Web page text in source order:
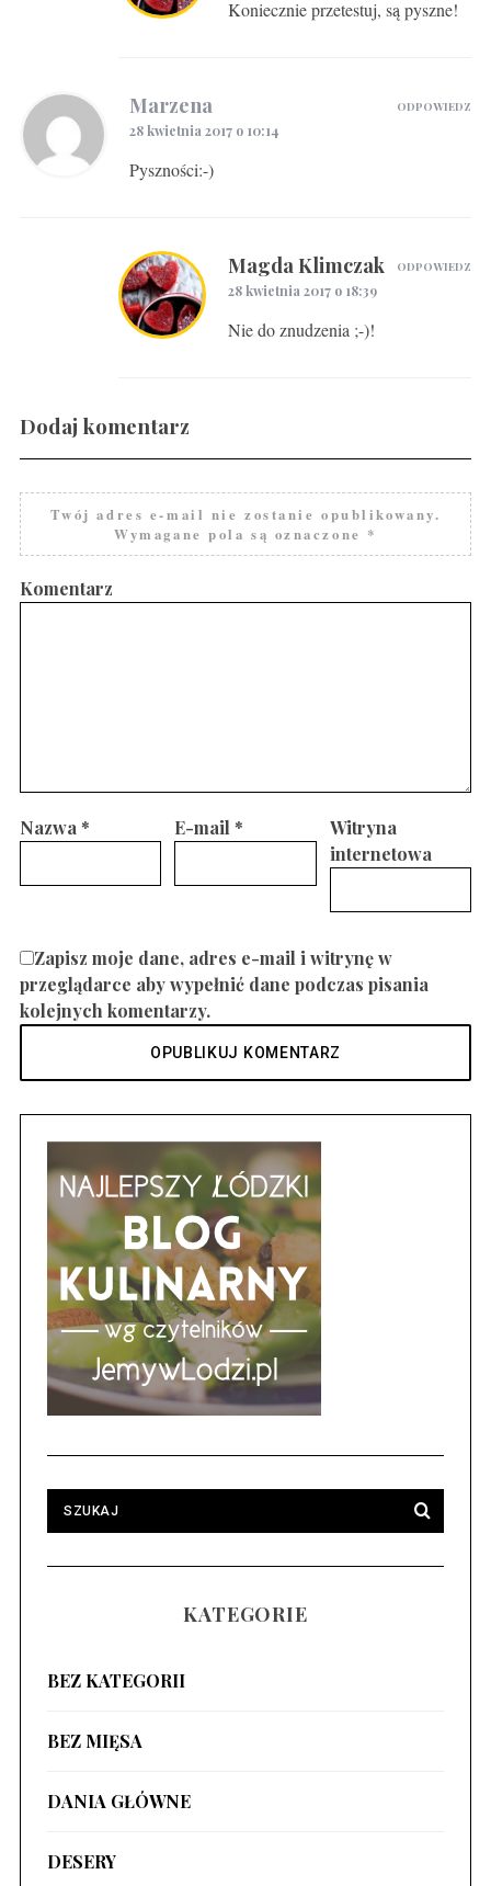
Koniecznie przetestuj, są pyszne!
Marzena
28 kwietnia 2017 o 10:14
Pyszności:-)
ODPOWIEDZ
Magda Klimczak
28 kwietnia 2017 o 18:39
Nie do znudzenia ;-)!
ODPOWIEDZ
Dodaj komentarz
Twój adres e-mail nie zostanie opublikowany.
Wymagane pola są oznaczone *
Komentarz
Nazwa * E-mail *
Witryna
internetowa
Zapisz moje dane, adres e-mail i witrynę w
przeglądarce aby wypełnić dane podczas pisania
kolejnych komentarzy.
KATEGORIE
BEZ KATEGORII
BEZ MIĘSA
DANIA GŁÓWNE
DESERY